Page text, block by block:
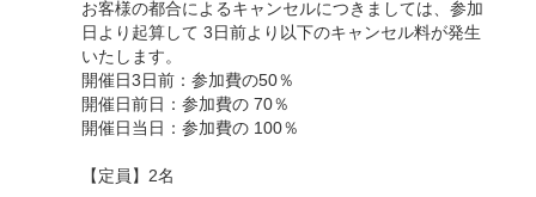
お客様の都合によるキャンセルにつきましては、参加
日より起算して 3日前より以下のキャンセル料が発生
いたします。
開催日3日前：参加費の50％
開催日前日：参加費の 70％
開催日当日：参加費の 100％
【定員】2名